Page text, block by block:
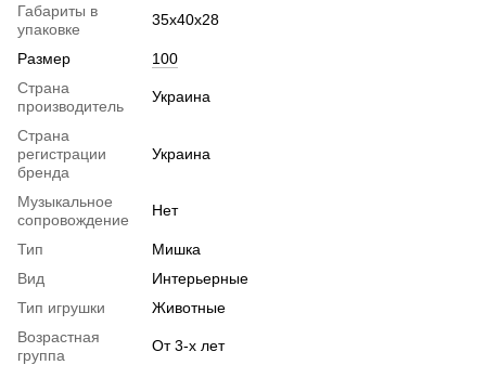
Габариты в
упаковке
35х40х28
Размер
100
Страна
производитель
Украина
Страна
регистрации
бренда
Украина
Музыкальное
сопровождение
Нет
Тип
Мишка
Вид
Интерьерные
Тип игрушки
Животные
Возрастная
группа
От 3-х лет